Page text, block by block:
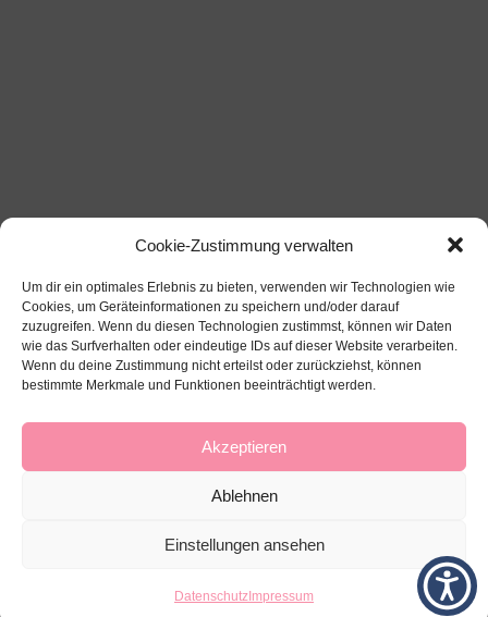
Cookie-Zustimmung verwalten
Um dir ein optimales Erlebnis zu bieten, verwenden wir Technologien wie
Cookies, um Geräteinformationen zu speichern und/oder darauf
zuzugreifen. Wenn du diesen Technologien zustimmst, können wir Daten
wie das Surfverhalten oder eindeutige IDs auf dieser Website verarbeiten.
Wenn du deine Zustimmung nicht erteilst oder zurückziehst, können
bestimmte Merkmale und Funktionen beeinträchtigt werden.
Akzeptieren
Ablehnen
Einstellungen ansehen
Datenschutz Impressum